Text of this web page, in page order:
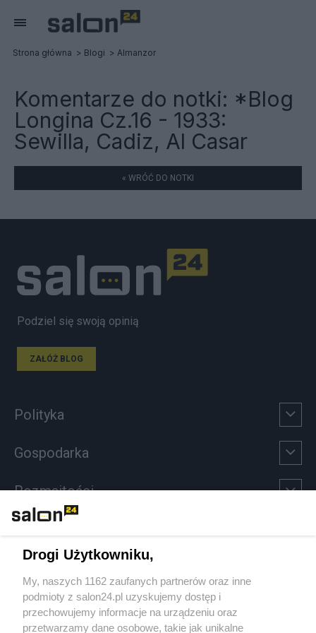
Strona główna Blogi Almanzor
Komentarze do notki: *Blog
Longina Cz.16 - 1933:
Sewilla, Cadiz, Al Casar
« WRÓĆ DO NOTKI
Podziel się swoją opinią
ZAŁÓŻ BLOG
Polityka
Gospodarka
Rozmaitości
Sport
Społeczeństwo
Drogi Użytkowniku,
My, naszych 1162 zaufanych partnerów oraz inne
podmioty z salon24.pl uzyskujemy dostęp i
przechowujemy informacje na urządzeniu oraz
przetwarzamy dane osobowe, takie jak unikalne